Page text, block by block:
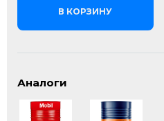
В КОРЗИНУ
Аналоги